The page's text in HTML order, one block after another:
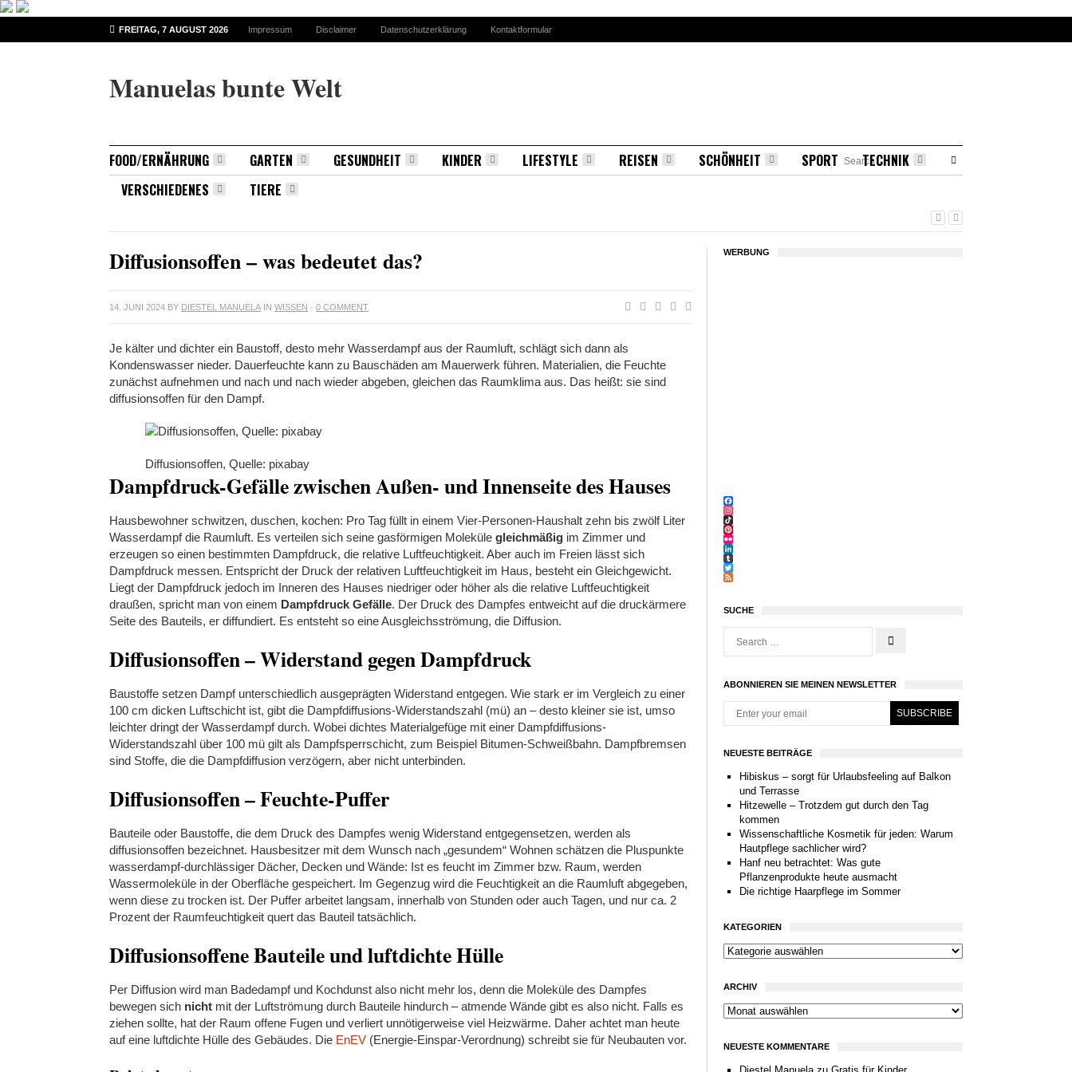
FREITAG, 7 AUGUST 2026 Impressum Disclaimer Datenschutzerklärung Kontaktformular
Manuelas bunte Welt
FOOD/ERNÄHRUNG GARTEN GESUNDHEIT KINDER LIFESTYLE REISEN SCHÖNHEIT SPORT
TECHNIK
VERSCHIEDENES
TIERE
Diffusionsoffen – was bedeutet das?
14. JUNI 2024 BY DIESTEL MANUELA IN WISSEN · 0 COMMENT
Je kälter und dichter ein Baustoff, desto mehr Wasserdampf aus der Raumluft, schlägt sich dann als
Kondenswasser nieder. Dauerfeuchte kann zu Bauschäden am Mauerwerk führen. Materialien, die Feuchte
zunächst aufnehmen und nach und nach wieder abgeben, gleichen das Raumklima aus. Das heißt: sie sind
diffusionsoffen für den Dampf.
Diffusionsoffen, Quelle: pixabay
Dampfdruck-Gefälle zwischen Außen- und Innenseite des Hauses
Hausbewohner schwitzen, duschen, kochen: Pro Tag füllt in einem Vier-Personen-Haushalt zehn bis zwölf Liter
Wasserdampf die Raumluft. Es verteilen sich seine gasförmigen Moleküle gleichmäßig im Zimmer und
erzeugen so einen bestimmten Dampfdruck, die relative Luftfeuchtigkeit. Aber auch im Freien lässt sich
Dampfdruck messen. Entspricht der Druck der relativen Luftfeuchtigkeit im Haus, besteht ein Gleichgewicht.
Liegt der Dampfdruck jedoch im Inneren des Hauses niedriger oder höher als die relative Luftfeuchtigkeit
draußen, spricht man von einem Dampfdruck Gefälle. Der Druck des Dampfes entweicht auf die druckärmere
Seite des Bauteils, er diffundiert. Es entsteht so eine Ausgleichsströmung, die Diffusion.
Diffusionsoffen – Widerstand gegen Dampfdruck
Baustoffe setzen Dampf unterschiedlich ausgeprägten Widerstand entgegen. Wie stark er im Vergleich zu einer
100 cm dicken Luftschicht ist, gibt die Dampfdiffusions-Widerstandszahl (mü) an – desto kleiner sie ist, umso
leichter dringt der Wasserdampf durch. Wobei dichtes Materialgefüge mit einer Dampfdiffusions-
Widerstandszahl über 100 mü gilt als Dampfsperrschicht, zum Beispiel Bitumen-Schweißbahn. Dampfbremsen
sind Stoffe, die die Dampfdiffusion verzögern, aber nicht unterbinden.
Diffusionsoffen – Feuchte-Puffer
Bauteile oder Baustoffe, die dem Druck des Dampfes wenig Widerstand entgegensetzen, werden als
diffusionsoffen bezeichnet. Hausbesitzer mit dem Wunsch nach „gesundem“ Wohnen schätzen die Pluspunkte
wasserdampf-durchlässiger Dächer, Decken und Wände: Ist es feucht im Zimmer bzw. Raum, werden
Wassermoleküle in der Oberfläche gespeichert. Im Gegenzug wird die Feuchtigkeit an die Raumluft abgegeben,
wenn diese zu trocken ist. Der Puffer arbeitet langsam, innerhalb von Stunden oder auch Tagen, und nur ca. 2
Prozent der Raumfeuchtigkeit quert das Bauteil tatsächlich.
Diffusionsoffene Bauteile und luftdichte Hülle
Per Diffusion wird man Badedampf und Kochdunst also nicht mehr los, denn die Moleküle des Dampfes
bewegen sich nicht mit der Luftströmung durch Bauteile hindurch – atmende Wände gibt es also nicht. Falls es
ziehen sollte, hat der Raum offene Fugen und verliert unnötigerweise viel Heizwärme. Daher achtet man heute
auf eine luftdichte Hülle des Gebäudes. Die EnEV (Energie-Einspar-Verordnung) schreibt sie für Neubauten vor.
WERBUNG
Facebook
Instagram
TikTok
Pinterest
Flickr
LinkedIn
Tumblr
Twitter
SUCHE
ABONNIEREN SIE MEINEN NEWSLETTER
SUBSCRIBE
NEUESTE BEITRÄGE
Hibiskus – sorgt für Urlaubsfeeling auf Balkon
und Terrasse
Hitzewelle – Trotzdem gut durch den Tag
kommen
Wissenschaftliche Kosmetik für jeden: Warum
Hautpflege sachlicher wird?
Hanf neu betrachtet: Was gute
Pflanzenprodukte heute ausmacht
Die richtige Haarpflege im Sommer
KATEGORIEN
ARCHIV
NEUESTE KOMMENTARE